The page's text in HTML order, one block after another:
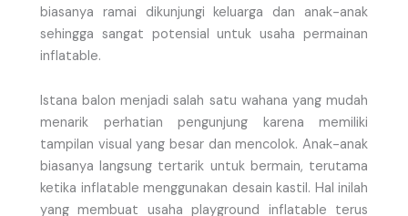
biasanya ramai dikunjungi keluarga dan anak-anak
sehingga sangat potensial untuk usaha permainan
inflatable.
Istana balon menjadi salah satu wahana yang mudah
menarik perhatian pengunjung karena memiliki
tampilan visual yang besar dan mencolok. Anak-anak
biasanya langsung tertarik untuk bermain, terutama
ketika inflatable menggunakan desain kastil. Hal inilah
yang membuat usaha playground inflatable terus